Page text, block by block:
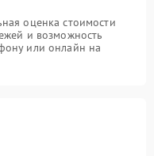
оценка стоимости
и возможность
или онлайн на